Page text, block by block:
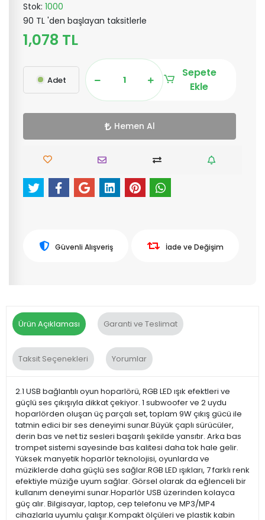
Stok: 1000
90 TL 'den başlayan taksitlerle
1,078 TL
Adet
Sepete
Ekle
Hemen Al
Güvenli Alışveriş İade ve Değişim
Ürün Açıklaması Garanti ve Teslimat
Taksit Seçenekleri Yorumlar
2.1 USB bağlantılı oyun hoparlörü, RGB LED ışık efektleri ve
güçlü ses çıkışıyla dikkat çekiyor. 1 subwoofer ve 2 uydu
hoparlörden oluşan üç parçalı set, toplam 9W çıkış gücü ile
tatmin edici bir ses deneyimi sunar.Büyük çaplı sürücüler,
derin bas ve net tiz sesleri başarılı şekilde yansıtır. Arka bas
trompet sistemi sayesinde bas kalitesi daha tok hale gelir.
Yüksek manyetik hoparlör teknolojisi, oyunlarda ve
müziklerde daha güçlü ses sağlar.RGB LED ışıkları, 7 farklı renk
efektiyle müziğe uyum sağlar. Görsel olarak da eğlenceli bir
kullanım deneyimi sunar.Hoparlör USB üzerinden kolayca
güç alır. Bilgisayar, laptop, cep telefonu ve MP3/MP4
cihazlarla uyumlu çalışır.Kompakt ölçüleri ve plastik kabin